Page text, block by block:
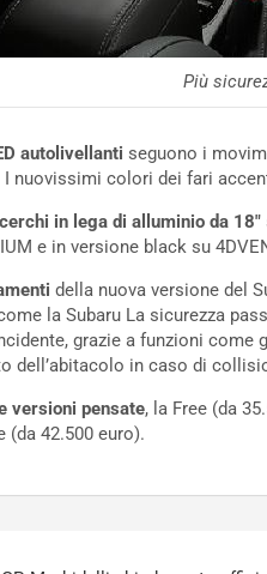
Più
autolivellanti seguono i
I nuovissimi colori dei fari
cerchi in lega di alluminio da 18″
e in versione black su
della nuova versione del
la Subaru La sicurezza
grazie a funzioni come
dell’abitacolo in caso di
versioni pensate, la Free (da
(da 42.500 euro).